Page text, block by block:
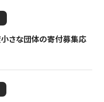
小さな団体の寄付募集応